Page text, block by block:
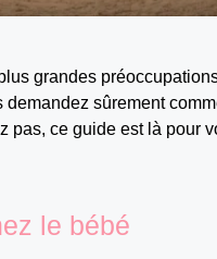
grandes
sûrement
pas, ce guide est là pour
le bébé